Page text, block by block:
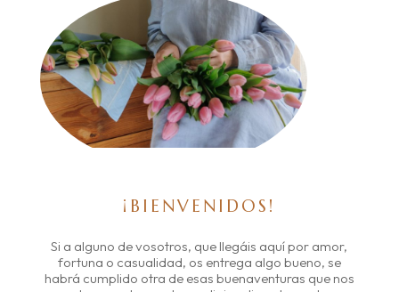
¡BIENVENIDOS!
Si a alguno de vosotros, que llegáis aquí por amor,
fortuna o casualidad, os entrega algo bueno, se
habrá cumplido otra de esas buenaventuras que nos